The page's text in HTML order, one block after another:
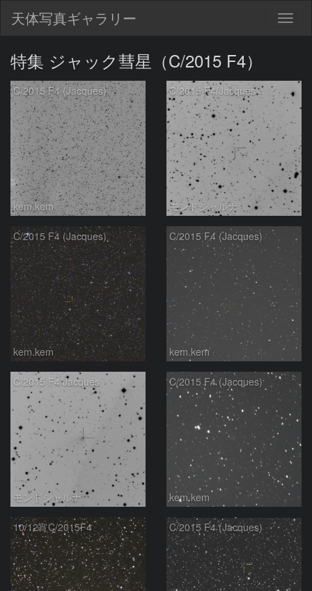
天体写真ギャラリー
特集 ジャック彗星（C/2015 F4）
C/2015 F4 (Jacques)
kem.kem
C/2015 F4/Jacques
モンドシャルナ
C/2015 F4 (Jacques)
kem.kem
C/2015 F4 (Jacques)
kem.kem
C/2015 F4/Jacques
モンドシャルナ
C/2015 F4 (Jacques)
kem.kem
10/12宵C/2015F4 C/2015 F4 (Jacques)